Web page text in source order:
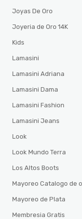
Joyas De Oro
Joyeria de Oro 14K
Kids
Lamasini
Lamasini Adriana
Lamasini Dama
Lamasini Fashion
Lamasini Jeans
Look
Look Mundo Terra
Los Altos Boots
Mayoreo Catalogo de
Mayoreo de Plata
Membresia Gratis